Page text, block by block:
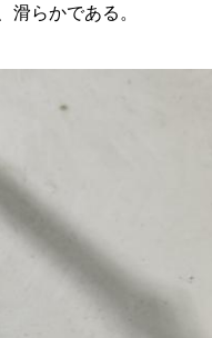
滑らかである。